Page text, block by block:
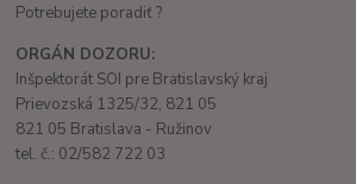
Potrebujete poradiť ?
ORGÁN DOZORU:
Inšpektorát SOI pre Bratislavský kraj
Prievozská 1325/32, 821 05
821 05 Bratislava - Ružinov
tel. č.: 02/582 722 03